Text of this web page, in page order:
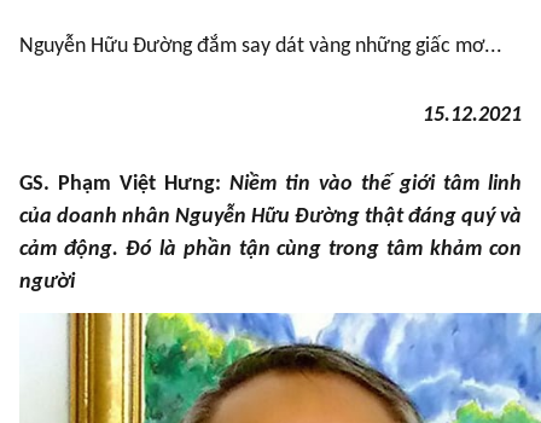
Nguyễn Hữu Đường đắm say dát vàng những giấc mơ...
15.12.2021
GS. Phạm Việt Hưng: Niềm tin vào thế giới tâm linh
của doanh nhân Nguyễn Hữu Đường thật đáng quý và
cảm động. Đó là phần tận cùng trong tâm khảm con
người